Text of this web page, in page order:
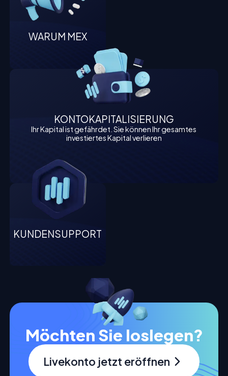
WARUM MEX
KONTOKAPITALISIERUNG
Ihr Kapital ist gefährdet. Sie können Ihr gesamtes
investiertes Kapital verlieren
KUNDENSUPPORT
Möchten Sie loslegen?
Livekonto jetzt eröffnen